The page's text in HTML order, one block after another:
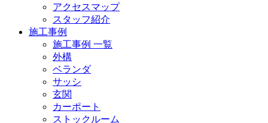
アクセスマップ
スタッフ紹介
施工事例
施工事例 一覧
外構
ベランダ
サッシ
玄関
カーポート
ストックルーム